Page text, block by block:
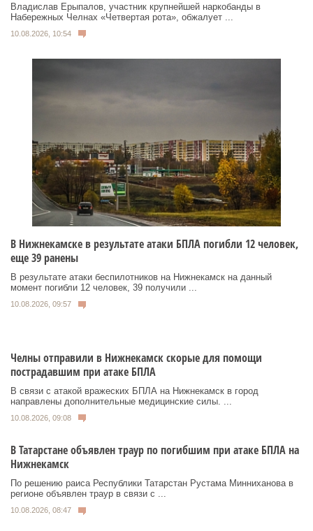
Владислав Ерыпалов, участник крупнейшей наркобанды в
Набережных Челнах «Четвертая рота», обжалует ...
10.08.2026, 10:54
В Нижнекамске в результате атаки БПЛА погибли 12 человек,
еще 39 ранены
В результате атаки беспилотников на Нижнекамск на данный
момент погибли 12 человек, 39 получили ...
10.08.2026, 09:57
Челны отправили в Нижнекамск скорые для помощи
пострадавшим при атаке БПЛА
В связи с атакой вражеских БПЛА на Нижнекамск в город
направлены дополнительные медицинские силы. ...
10.08.2026, 09:08
В Татарстане объявлен траур по погибшим при атаке БПЛА на
Нижнекамск
По решению раиса Республики Татарстан Рустама Минниханова в
регионе объявлен траур в связи с ...
10.08.2026, 08:47